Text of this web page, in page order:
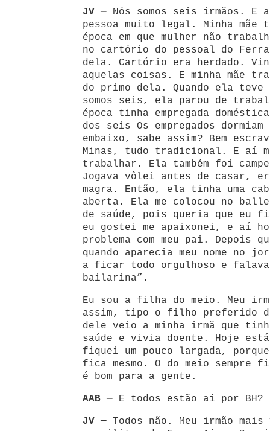
JV — Nós somos seis irmãos. E a
pessoa muito legal. Minha mãe
época em que mulher não
no cartório do pessoal do
dela. Cartório era herdado.
aquelas coisas. E minha mãe
do primo dela. Quando ela
somos seis, ela parou de
época tinha empregada
dos seis Os empregados
embaixo, sabe assim? Bem
Minas, tudo tradicional. E aí
trabalhar. Ela também foi
Jogava vôlei antes de casar,
magra. Então, ela tinha uma
aberta. Ela me colocou no
de saúde, pois queria que eu
eu gostei me apaixonei, e aí
problema com meu pai. Depois
quando aparecia meu nome no
a ficar todo orgulhoso e
bailarina”.
Eu sou a filha do meio. Meu
assim, tipo o filho preferido
dele veio a minha irmã que
saúde e vivia doente. Hoje
fiquei um pouco largada,
fica mesmo. O do meio sempre
é bom para a gente.
AAB — E todos estão aí por BH?
JV — Todos não. Meu irmão